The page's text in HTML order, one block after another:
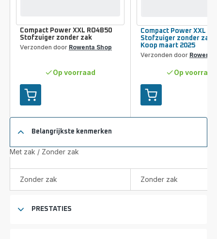
Toevoegen
aan
je
winkelwagen
Compact
Power
XXL
Stofzuiger
Compact Power XXL RO4B50
Stofzuiger zonder zak
Verzonden door Rowenta Shop
Op voorraad
Toevoegen
aan
je
Power
Stofzuiger
Compact Power XXL
Stofzuiger zonder zak
Koop maart 2025
Verzonden door Rowenta
Op voorraad
Belangrijkste kenmerken
Met zak / Zonder zak
Zonder zak Zonder zak
PRESTATIES